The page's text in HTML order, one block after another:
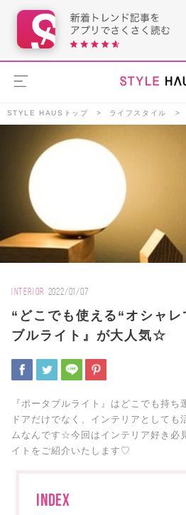
STYLE HAUSトップ ライフスタイル
INTERIOR 2022/01/07
“どこでも使える“オシャレ
ブルライト』が大人気☆
『ポータブルライト』はどこでも持ち
ドアだけでなく、インテリアとしても
ムなんです☆今回はインテリア好き必
イトをご紹介いたします♡
INDEX